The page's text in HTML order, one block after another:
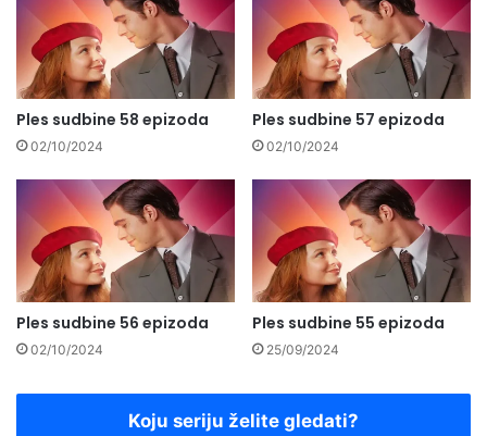
Ples sudbine 58 epizoda
02/10/2024
Ples sudbine 57 epizoda
02/10/2024
Ples sudbine 56 epizoda
02/10/2024
Ples sudbine 55 epizoda
25/09/2024
Koju seriju želite gledati?